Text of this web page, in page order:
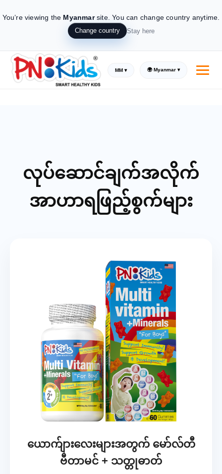
You’re viewing the Myanmarsite.You can change country anytime.
Change country Stay here
MM ▾ 🌍 Myanmar ▾
ကလေးများအတွက် သဘာဝ ဂမ်မီ
အာဟာရဖြည့်စွက် ဖြေရှင်းချက်
လုပ်ဆောင်ချက်အလိုက်
အာဟာရဖြည့်စွက်များ
ယောက်ျားလေးများအတွက် မော်လ်တီ
ဗီတာမင် + သတ္တုဓာတ်